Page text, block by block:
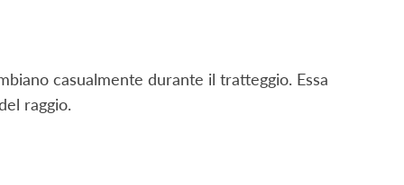
casualmente durante il tratteggio. Essa
raggio.